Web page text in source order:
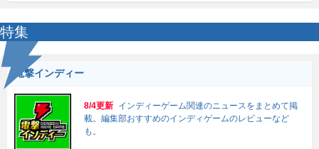
特集
電撃インディー
8/4更新 インディーゲーム関連のニュースをまとめて掲
載。編集部おすすめのインディゲームのレビューなど
も。